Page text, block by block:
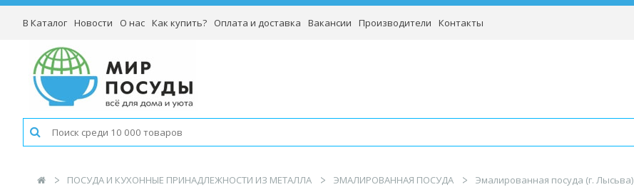
В Каталог Новости О нас Как купить? Оплата и доставка Вакансии Производители Контакты
ПОСУДА И КУХОННЫЕ ПРИНАДЛЕЖНОСТИ ИЗ МЕТАЛЛА ЭМАЛИРОВАННАЯ ПОСУДА Эмалированная посуда (г. Лысьва)